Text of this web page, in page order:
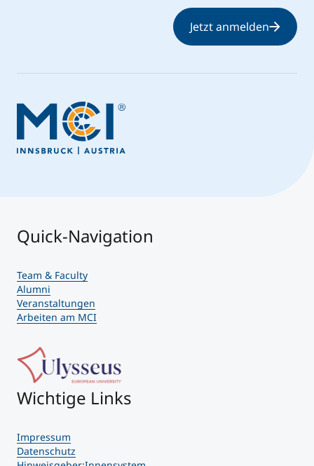
Jetzt anmelden
Quick-Navigation
Team & Faculty
Alumni
Veranstaltungen
Arbeiten am MCI
Wichtige Links
Impressum
Datenschutz